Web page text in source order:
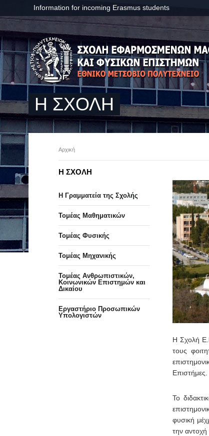
Information for incoming Erasmus students
Η ΣΧΟΛΗ
Αρχική
Η Σχολή
τους
Επιστήμες.
Το
φυσική
την
Η ΣΧΟΛΗ
Η Γραμματεία της Σχολής
Τομέας Μαθηματικών
Τομέας Φυσικής
Τομέας Μηχανικής
Τομέας Ανθρωπιστικών,
Κοινωνικών Επιστημών και
Δικαίου
Eργαστήριo Προσωπικών
Υπολογιστών